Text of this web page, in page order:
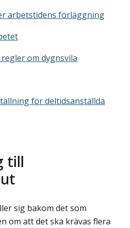
arbetstidens förläggning
om dygnsvila
för deltidsanställda
till
sig bakom det som
om att det ska krävas flera